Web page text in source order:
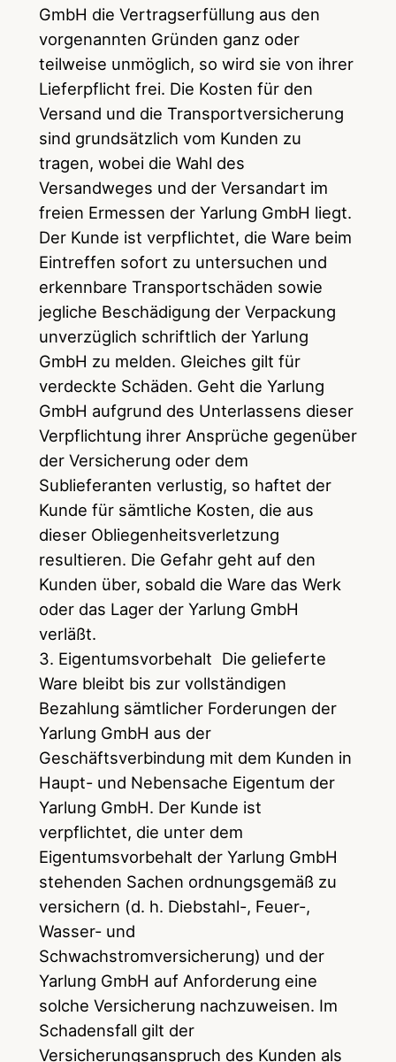
GmbH die Vertragserfüllung aus den
vorgenannten Gründen ganz oder
teilweise unmöglich, so wird sie von ihrer
Lieferpflicht frei. Die Kosten für den
Versand und die Transportversicherung
sind grundsätzlich vom Kunden zu
tragen, wobei die Wahl des
Versandweges und der Versandart im
freien Ermessen der Yarlung GmbH liegt.
Der Kunde ist verpflichtet, die Ware beim
Eintreffen sofort zu untersuchen und
erkennbare Transportschäden sowie
jegliche Beschädigung der Verpackung
unverzüglich schriftlich der Yarlung
GmbH zu melden. Gleiches gilt für
verdeckte Schäden. Geht die Yarlung
GmbH aufgrund des Unterlassens dieser
Verpflichtung ihrer Ansprüche gegenüber
der Versicherung oder dem
Sublieferanten verlustig, so haftet der
Kunde für sämtliche Kosten, die aus
dieser Obliegenheitsverletzung
resultieren. Die Gefahr geht auf den
Kunden über, sobald die Ware das Werk
oder das Lager der Yarlung GmbH
verläßt.
3. Eigentumsvorbehalt Die gelieferte
Ware bleibt bis zur vollständigen
Bezahlung sämtlicher Forderungen der
Yarlung GmbH aus der
Geschäftsverbindung mit dem Kunden in
Haupt- und Nebensache Eigentum der
Yarlung GmbH. Der Kunde ist
verpflichtet, die unter dem
Eigentumsvorbehalt der Yarlung GmbH
stehenden Sachen ordnungsgemäß zu
versichern (d. h. Diebstahl-, Feuer-,
Wasser- und
Schwachstromversicherung) und der
Yarlung GmbH auf Anforderung eine
solche Versicherung nachzuweisen. Im
Schadensfall gilt der
Versicherungsanspruch des Kunden als